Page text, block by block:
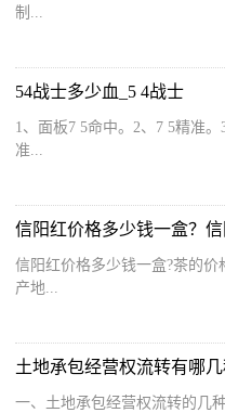
制...
54战士多少血_5 4战士
1、面板7 5命中。2、7 5精准
准...
信阳红价格多少钱一盒？
信阳红价格多少钱一盒?茶的
产地...
一、土地承包经营权流转的几种方式1 分包。分包主要